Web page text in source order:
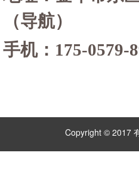
（导航）
手机： 175-0579-
Copyright © 2017